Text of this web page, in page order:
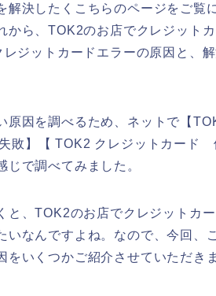
解決したくこちらのページをご覧
から、TOK2のお店でクレジット
ジットカードエラーの原因と、
原因を調べるため、ネットで【
敗】【 TOK2 クレジットカード
で調べてみました。
と、TOK2のお店でクレジットカ
いなんですよね。なので、今回、
いくつかご紹介させていただきま